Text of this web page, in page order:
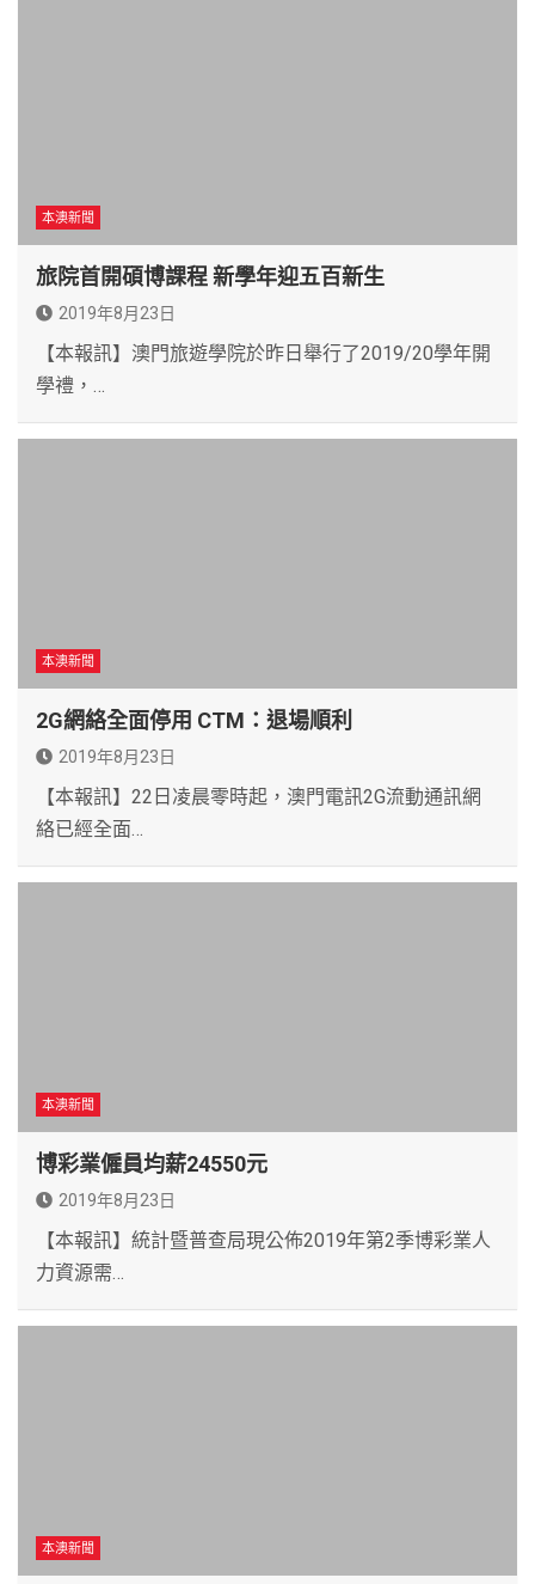
本澳新聞
旅院首開碩博課程 新學年迎五百新生
2019年8月23日
【本報訊】澳門旅遊學院於昨日舉行了2019/20學年開
學禮，…
本澳新聞
2G網絡全面停用 CTM：退場順利
2019年8月23日
【本報訊】22日凌晨零時起，澳門電訊2G流動通訊網
絡已經全面…
本澳新聞
博彩業僱員均薪24550元
2019年8月23日
【本報訊】統計暨普查局現公佈2019年第2季博彩業人
力資源需…
本澳新聞